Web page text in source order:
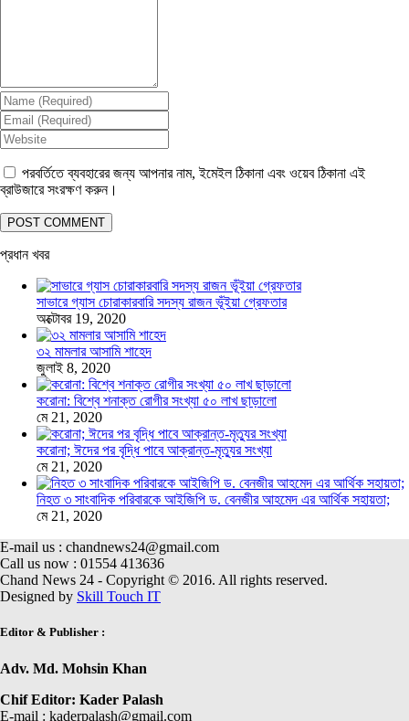
পরবর্তিতে ব্যবহারের জন্য আপনার নাম, ইমেইল ঠিকানা এবং ওয়েব ঠিকানা এই
ব্রাউজারে সংরক্ষণ করুন।
প্রধান খবর
সাভারে গ্যাস চোরাকারবারি সদস্য রাজন ভূঁইয়া গ্রেফতার
অক্টোবর 19, 2020
৩২ মামলার আসামি শাহেদ
জুলাই 8, 2020
করোনা: বিশ্বে শনাক্ত রোগীর সংখ্যা ৫০ লাখ ছাড়ালো
মে 21, 2020
করোনা; ঈদের পর বৃদ্ধি পাবে আক্রান্ত-মৃত্যুর সংখ্যা
মে 21, 2020
নিহত ৩ সাংবাদিক পরিবারকে আইজিপি ড. বেনজীর আহমেদ এর আর্থিক সহায়তা;
মে 21, 2020
E-mail us : chandnews24@gmail.com
Call us now : 01554 413636
Chand News 24 - Copyright © 2016. All rights reserved.
Designed by Skill Touch IT
Editor & Publisher :
Adv. Md. Mohsin Khan
Chif Editor: Kader Palash
E-mail : kaderpalash@gmail.com